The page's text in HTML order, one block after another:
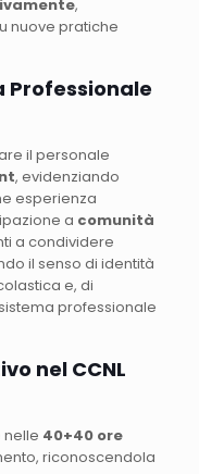
,
nuove pratiche
Professionale
il personale
, evidenziando
esperienza
a comunità
a condividere
il senso di identità
e, di
professionale
nel CCNL
nelle 40+40 ore
riconoscendola